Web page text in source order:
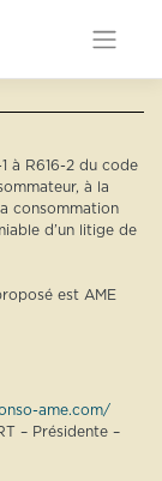
à R616-2 du code
à la
consommation
d’un litige de
est AME
ame.com/
– Présidente –